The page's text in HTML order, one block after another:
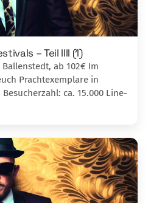
– Teil IIII (1)
Ballenstedt, ab 102€ Im
Prachtexemplare in
ca. 15.000 Line-